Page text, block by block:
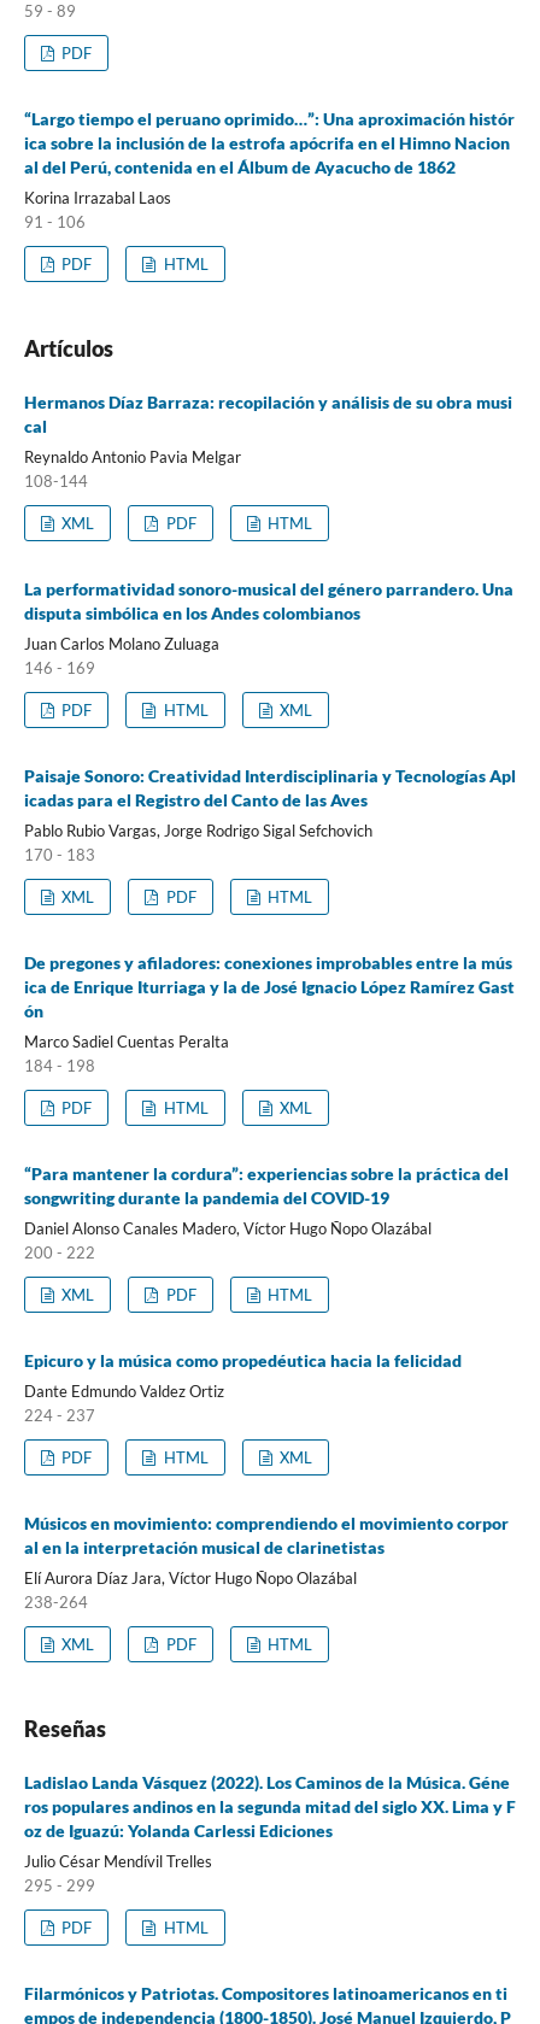
59 - 89
PDF
“Largo tiempo el peruano oprimido…”: Una aproximación histór
ica sobre la inclusión de la estrofa apócrifa en el Himno Nacion
al del Perú, contenida en el Álbum de Ayacucho de 1862
Korina Irrazabal Laos
91 - 106
PDF HTML
Artículos
Hermanos Díaz Barraza: recopilación y análisis de su obra musi
cal
Reynaldo Antonio Pavia Melgar
108-144
XML PDF HTML
La performatividad sonoro-musical del género parrandero. Una
disputa simbólica en los Andes colombianos
Juan Carlos Molano Zuluaga
146 - 169
PDF HTML XML
Paisaje Sonoro: Creatividad Interdisciplinaria y Tecnologías Apl
icadas para el Registro del Canto de las Aves
Pablo Rubio Vargas, Jorge Rodrigo Sigal Sefchovich
170 - 183
XML PDF HTML
De pregones y afiladores: conexiones improbables entre la mús
ica de Enrique Iturriaga y la de José Ignacio López Ramírez Gast
ón
Marco Sadiel Cuentas Peralta
184 - 198
PDF HTML XML
“Para mantener la cordura”: experiencias sobre la práctica del
songwriting durante la pandemia del COVID-19
Daniel Alonso Canales Madero, Víctor Hugo Ñopo Olazábal
200 - 222
XML PDF HTML
Epicuro y la música como propedéutica hacia la felicidad
Dante Edmundo Valdez Ortiz
224 - 237
PDF HTML XML
Músicos en movimiento: comprendiendo el movimiento corpor
al en la interpretación musical de clarinetistas
Elí Aurora Díaz Jara, Víctor Hugo Ñopo Olazábal
238-264
XML PDF HTML
Reseñas
Ladislao Landa Vásquez (2022). Los Caminos de la Música. Géne
ros populares andinos en la segunda mitad del siglo XX. Lima y F
oz de Iguazú: Yolanda Carlessi Ediciones
Julio César Mendívil Trelles
295 - 299
PDF HTML
Filarmónicos y Patriotas. Compositores latinoamericanos en ti
empos de independencia (1800-1850). José Manuel Izquierdo, P